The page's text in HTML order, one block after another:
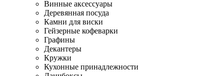
Винные аксессуары
Деревянная посуда
Камни для виски
Гейзерные кофеварки
Графины
Декантеры
Кружки
Кухонные принадлежности